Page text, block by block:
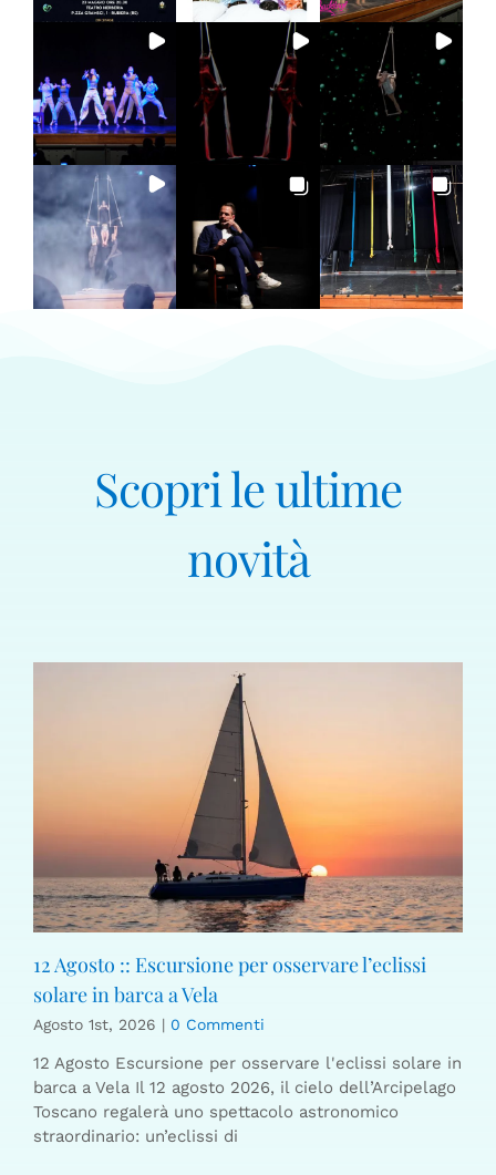
Scopri le ultime
novità
12 Agosto :: Escursione per osservare l’eclissi
solare in barca a Vela
Agosto 1st, 2026 | 0 Commenti
12 Agosto Escursione per osservare l'eclissi solare in
barca a Vela Il 12 agosto 2026, il cielo dell’Arcipelago
Toscano regalerà uno spettacolo astronomico
straordinario: un’eclissi di